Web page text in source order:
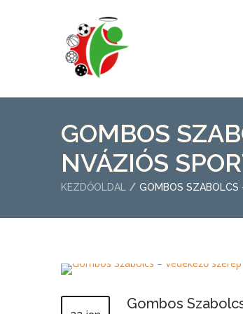
GOMBOS
NVÁZIÓS
KEZDŐOLDAL GOMBOS SZABOLCS
Gombos